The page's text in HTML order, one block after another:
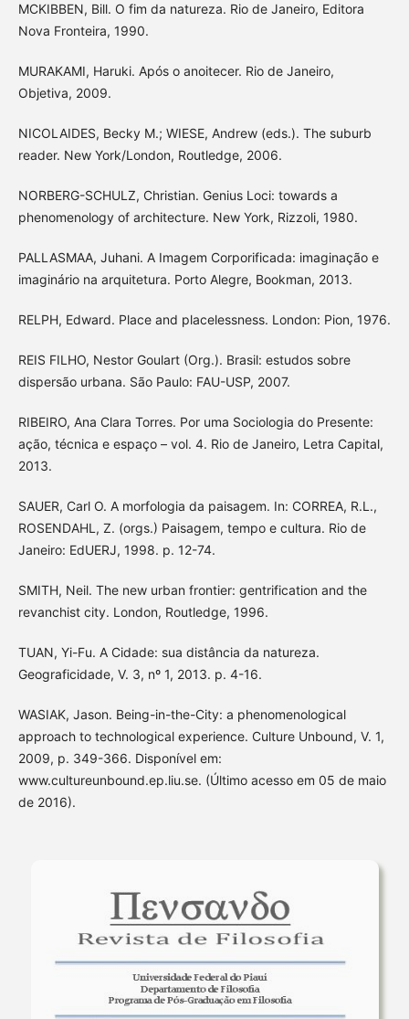
MCKIBBEN, Bill. O fim da natureza. Rio de Janeiro, Editora
Nova Fronteira, 1990.
MURAKAMI, Haruki. Após o anoitecer. Rio de Janeiro,
Objetiva, 2009.
NICOLAIDES, Becky M.; WIESE, Andrew (eds.). The suburb
reader. New York/London, Routledge, 2006.
NORBERG-SCHULZ, Christian. Genius Loci: towards a
phenomenology of architecture. New York, Rizzoli, 1980.
PALLASMAA, Juhani. A Imagem Corporificada: imaginação e
imaginário na arquitetura. Porto Alegre, Bookman, 2013.
RELPH, Edward. Place and placelessness. London: Pion, 1976.
REIS FILHO, Nestor Goulart (Org.). Brasil: estudos sobre
dispersão urbana. São Paulo: FAU-USP, 2007.
RIBEIRO, Ana Clara Torres. Por uma Sociologia do Presente:
ação, técnica e espaço – vol. 4. Rio de Janeiro, Letra Capital,
2013.
SAUER, Carl O. A morfologia da paisagem. In: CORREA, R.L.,
ROSENDAHL, Z. (orgs.) Paisagem, tempo e cultura. Rio de
Janeiro: EdUERJ, 1998. p. 12-74.
SMITH, Neil. The new urban frontier: gentrification and the
revanchist city. London, Routledge, 1996.
TUAN, Yi-Fu. A Cidade: sua distância da natureza.
Geograficidade, V. 3, nº 1, 2013. p. 4-16.
WASIAK, Jason. Being-in-the-City: a phenomenological
approach to technological experience. Culture Unbound, V. 1,
2009, p. 349-366. Disponível em:
www.cultureunbound.ep.liu.se. (Último acesso em 05 de maio
de 2016).